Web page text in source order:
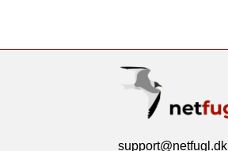
support@netfugl.dk